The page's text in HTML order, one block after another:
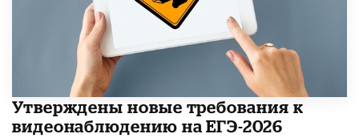
Утверждены новые требования к
видеонаблюдению на ЕГЭ-2026